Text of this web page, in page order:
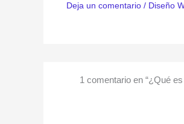
Deja un comentario / Diseño
1 comentario en “¿Qué